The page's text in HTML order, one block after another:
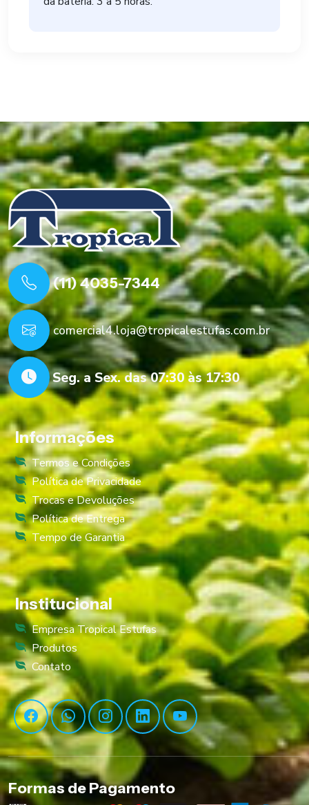
(11) 4035-7344
comercial4.loja@tropicalestufas.com.br
Seg. a Sex. das 07:30 às 17:30
Informações
Termos e Condições
Política de Privacidade
Trocas e Devoluções
Política de Entrega
Tempo de Garantia
Institucional
Empresa Tropical Estufas
Produtos
Contato
Formas de Pagamento